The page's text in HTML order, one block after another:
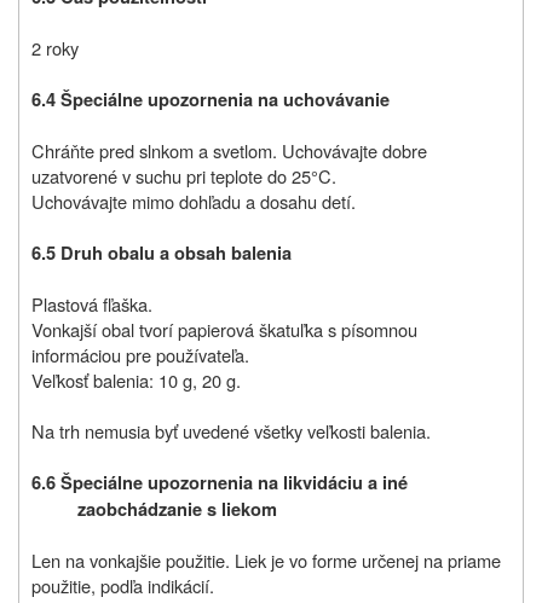
2 roky
6.4 Špeciálne upozornenia na uchovávanie
Chráňte pred slnkom a svetlom. Uchovávajte dobre
uzatvorené v suchu pri teplote do 25°C.
Uchovávajte mimo dohľadu a dosahu detí.
6.5 Druh obalu a obsah balenia
Plastová fľaška.
Vonkajší obal tvorí papierová škatuľka s písomnou
informáciou pre používateľa.
Veľkosť balenia: 10 g, 20 g.
Na trh nemusia byť uvedené všetky veľkosti balenia.
6.6 Špeciálne upozornenia na likvidáciu a iné
zaobchádzanie s liekom
Len na vonkajšie použitie. Liek je vo forme určenej na priame
použitie, podľa indikácií.